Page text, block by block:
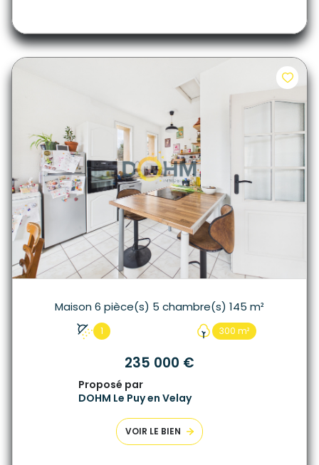
Maison 6 pièce(s) 5 chambre(s) 145 m²
1 300 m²
235 000 €
Proposé par
DOHM Le Puy en Velay
VOIR LE BIEN